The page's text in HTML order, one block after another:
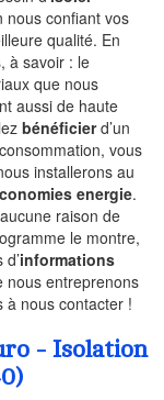
nous confiant vos
qualité. En
à savoir : le
que nous
aussi de haute
bénéficierd’un
vous
installerons au
energie.
raison de
le montre,
informations
nous entreprenons
à nous contacter !
- Isolation